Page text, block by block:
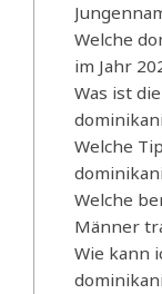
Welche
im Jahr
Was ist
Welche
Welche
Männer
Wie kann